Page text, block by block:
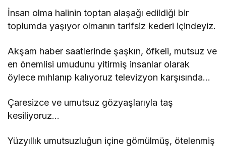
İnsan olma halinin toptan alaşağı edildiği bir
toplumda yaşıyor olmanın tarifsiz kederi içindeyiz.
Akşam haber saatlerinde şaşkın, öfkeli, mutsuz ve
en önemlisi umudunu yitirmiş insanlar olarak
öylece mıhlanıp kalıyoruz televizyon karşısında…
Çaresizce ve umutsuz gözyaşlarıyla taş
kesiliyoruz…
Yüzyıllık umutsuzluğun içine gömülmüş, ötelenmiş